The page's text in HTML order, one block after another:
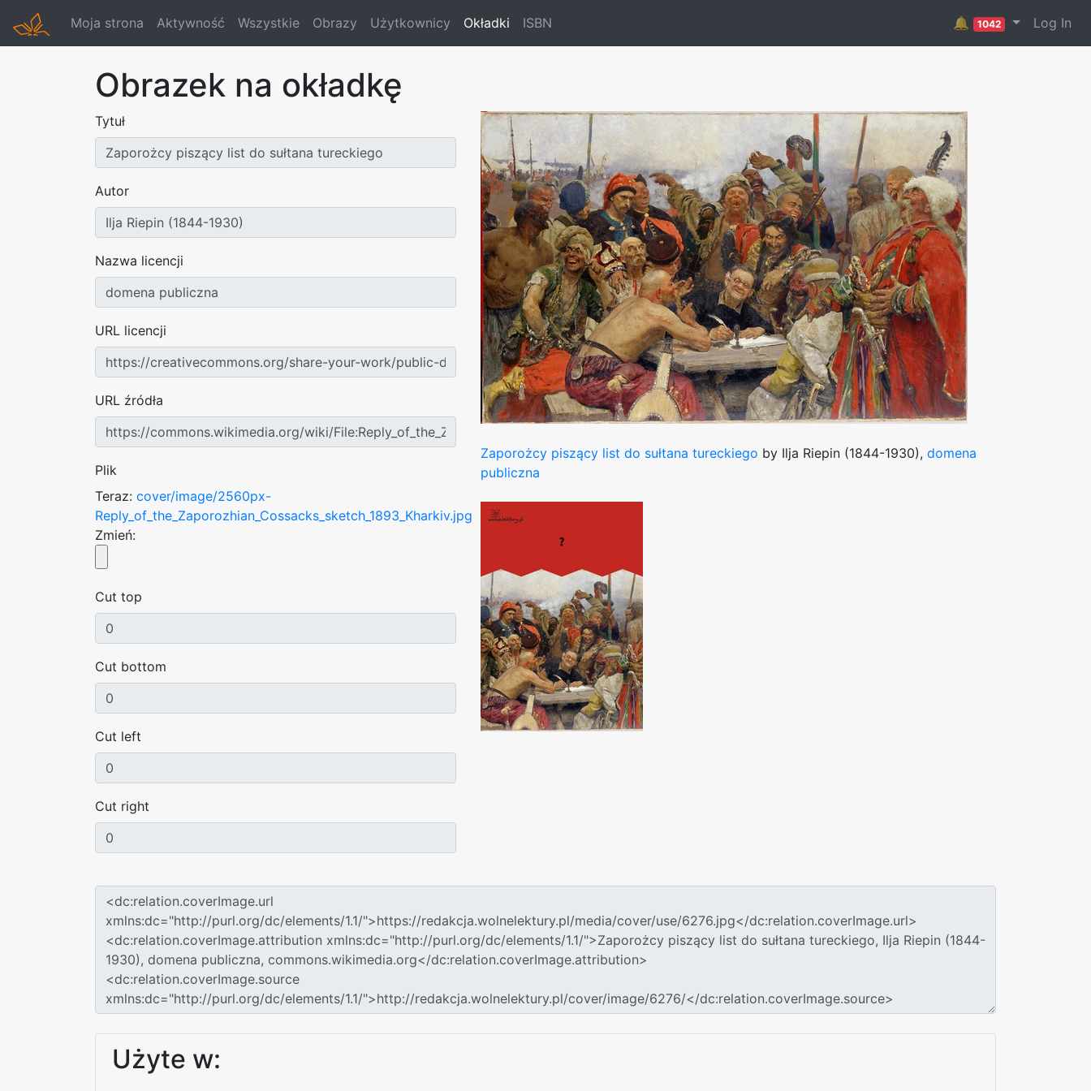
Moja strona Aktywność Wszystkie Obrazy Użytkownicy Okładki ISBN 🔔 1042 Log In
Obrazek na okładkę
Tytuł
Autor
Nazwa licencji
URL licencji
URL źródła
Plik
Teraz: cover/image/2560px-
Reply_of_the_Zaporozhian_Cossacks_sketch_1893_Kharkiv.jpg
Zmień:
Cut top
Cut bottom
Cut left
Cut right
Zaporożcy piszący list do sułtana tureckiego by Ilja Riepin (1844-1930), domena
publiczna
Użyte w: